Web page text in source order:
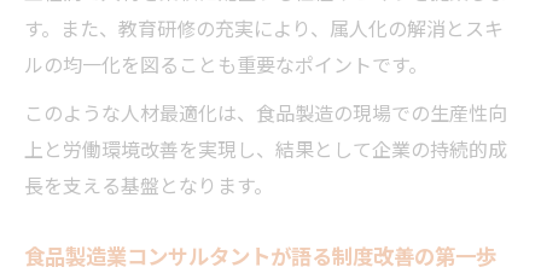
食品製造業コンサルタントが指南する人材
労務管理強化を目指す現場支援の実践知
食品製造業コンサルタントが現場支援で重
労務管理を強化するための実践的な業務改
す。また、教育研修の充実により、属人化の解消とスキ
ルの均一化を図ることも重要なポイントです。
このような人材最適化は、食品製造の現場での生産性向
上と労働環境改善を実現し、結果として企業の持続的成
長を支える基盤となります。
食品製造業コンサルタントが語る制度改善の第一歩